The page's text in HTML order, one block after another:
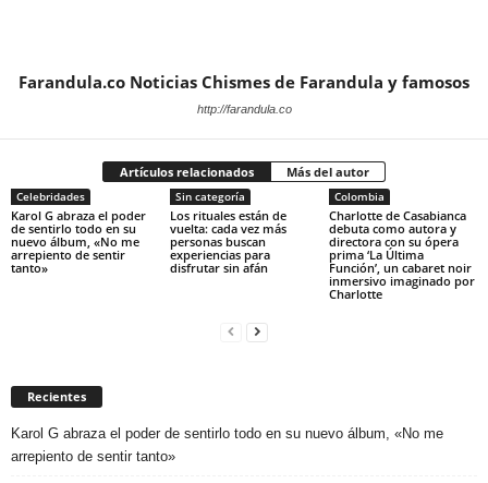
Farandula.co Noticias Chismes de Farandula y famosos
http://farandula.co
Artículos relacionados Más del autor
Celebridades
Karol G abraza el poder
de sentirlo todo en su
nuevo álbum, «No me
arrepiento de sentir
tanto»
Sin categoría
Los rituales están de
vuelta: cada vez más
personas buscan
experiencias para
disfrutar sin afán
Colombia
Charlotte de Casabianca
debuta como autora y
directora con su ópera
prima ‘La Última
Función’, un cabaret noir
inmersivo imaginado por
Charlotte
Recientes
Karol G abraza el poder de sentirlo todo en su nuevo álbum, «No me
arrepiento de sentir tanto»